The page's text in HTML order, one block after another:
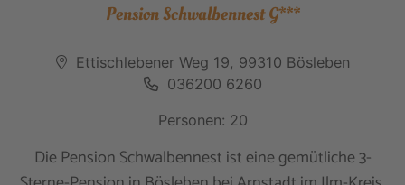
Pension Schwalbennest G***
Ettischlebener Weg 19, 99310 Bösleben
036200 6260
Personen: 20
Die Pension Schwalbennest ist eine gemütliche 3-